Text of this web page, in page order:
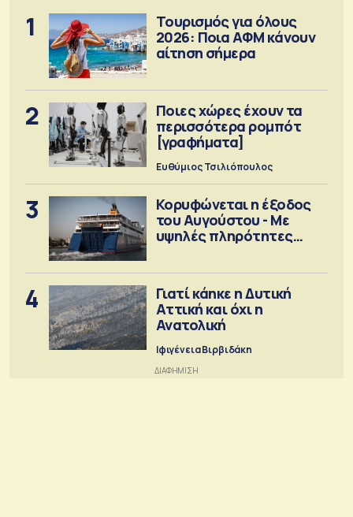
1
Τουρισμός για όλους
2026: Ποια ΑΦΜ κάνουν
αίτηση σήμερα
2
Ποιες χώρες έχουν τα
περισσότερα ρομπότ
[γραφήματα]
Ευθύμιος Τσιλιόπουλος
3
Κορυφώνεται η έξοδος
του Αυγούστου - Με
υψηλές πληρότητες
4
Γιατί κάηκε η Δυτική
Αττική και όχι η
Ανατολική
Ιφιγένεια Βιρβιδάκη